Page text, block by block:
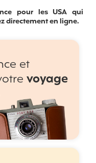
pour les USA qui
directement en ligne.
et
voyage